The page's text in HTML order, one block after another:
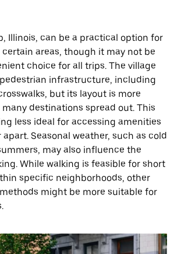
Illinois, can be a practical option for
areas, though it may not be
choice for all trips. The village
infrastructure, including
but its layout is more
destinations spread out. This
less ideal for accessing amenities
Seasonal weather, such as cold
may also influence the
While walking is feasible for short
specific neighborhoods, other
might be more suitable for